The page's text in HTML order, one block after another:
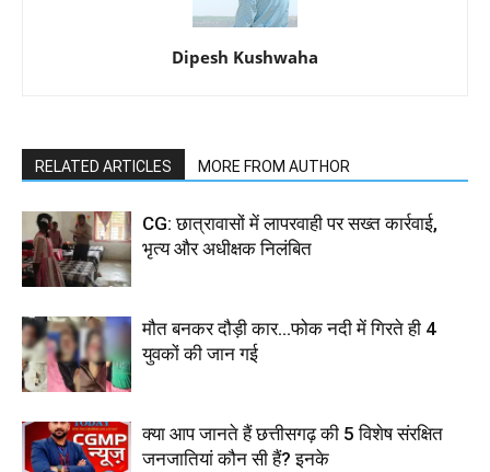
Dipesh Kushwaha
RELATED ARTICLES MORE FROM AUTHOR
CG: छात्रावासों में लापरवाही पर सख्त कार्रवाई,
भृत्य और अधीक्षक निलंबित
मौत बनकर दौड़ी कार…फोक नदी में गिरते ही 4
युवकों की जान गई
क्या आप जानते हैं छत्तीसगढ़ की 5 विशेष संरक्षित
जनजातियां कौन सी हैं? इनके